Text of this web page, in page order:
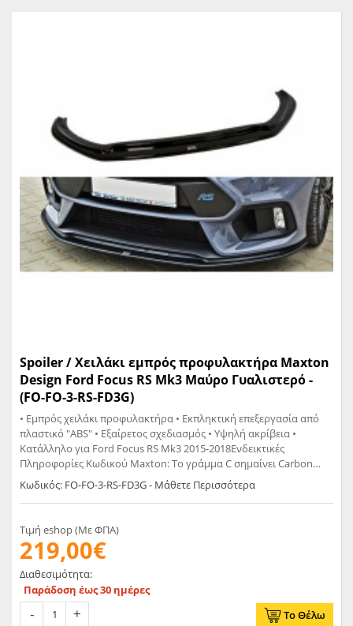
Spoiler / Χειλάκι εμπρός προφυλακτήρα Maxton
Design Ford Focus RS Mk3 Μαύρο Γυαλιστερό -
(FO-FO-3-RS-FD3G)
• Εμπρός χειλάκι προφυλακτήρα • Εκπληκτική επεξεργασία από
πλαστικό "ABS" • Εξαίρετος σχεδιασμός • Υψηλή ακρίβεια •
Κατάλληλο για Ford Focus RS Mk3 2015-2018Ενδεικτικές
Πληροφορίες Κωδικού Maxton: Το γράμμα C σημαίνει Carbon
Look Το γράμμα G σημαίνει Glossy Black Το γράμμα T σημαίνει
Matt
Κωδικός: FO-FO-3-RS-FD3G - Μάθετε Περισσότερα
Τιμή eshop (Με ΦΠΑ)
219,00€
Διαθεσιμότητα:
Παράδοση έως 30 ημέρες
Το Θέλω